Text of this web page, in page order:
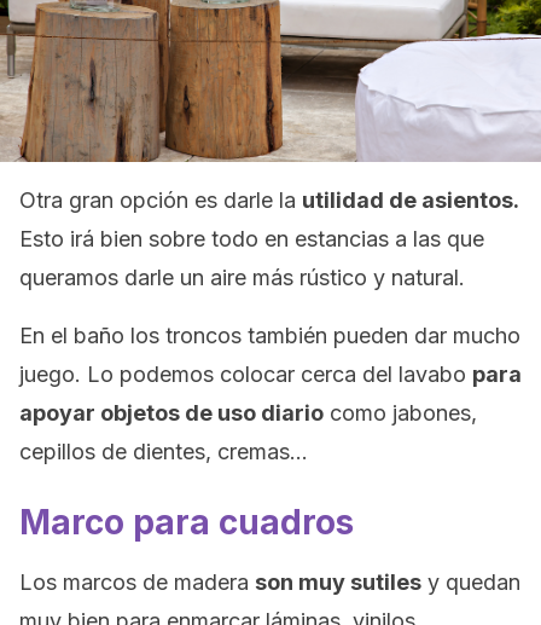
Otra gran opción es darle la utilidad de asientos.
Esto irá bien sobre todo en estancias a las que
queramos darle un aire más rústico y natural.
En el baño los troncos también pueden dar mucho
juego. Lo podemos colocar cerca del lavabo para
apoyar objetos de uso diario como jabones,
cepillos de dientes, cremas…
Marco para cuadros
Los marcos de madera son muy sutiles y quedan